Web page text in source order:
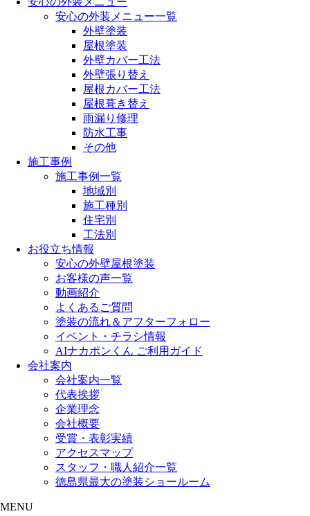
安心の外装メニュー一覧
外壁塗装
屋根塗装
外壁カバー工法
外壁張り替え
屋根カバー工法
屋根葺き替え
雨漏り修理
防水工事
その他
施工事例
施工事例一覧
地域別
施工種別
住宅別
工法別
お役立ち情報
安心の外壁屋根塗装
お客様の声一覧
動画紹介
よくあるご質問
塗装の流れ＆アフターフォロー
イベント・チラシ情報
AIナカポンくん ご利用ガイド
会社案内
会社案内一覧
代表挨拶
企業理念
会社概要
受賞・表彰実績
アクセスマップ
スタッフ・職人紹介一覧
徳島県最大の塗装ショールーム
MENU